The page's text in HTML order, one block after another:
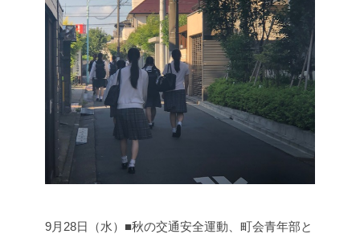
9月28日（水）■秋の交通安全運動、町会青年部と